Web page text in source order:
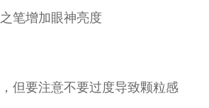
笔增加眼神亮度
但要注意不要过度导致颗粒感